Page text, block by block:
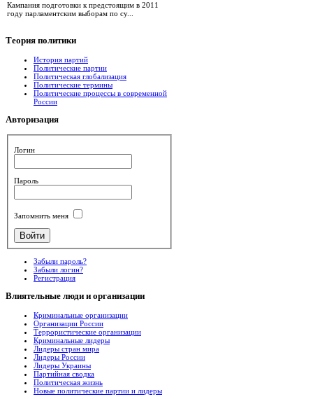
Кампания подготовки к предстоящим в 2011
году парламентским выборам по су...
Теория политики
История партий
Политические партии
Политическая глобализация
Политические термины
Политические процессы в современной
России
Авторизация
Логин
Пароль
Запомнить меня
Забыли пароль?
Забыли логин?
Регистрация
Влиятельные люди и организации
Криминальные организации
Организации России
Террористические организации
Криминальные лидеры
Лидеры стран мира
Лидеры России
Лидеры Украины
Партийная сводка
Политическая жизнь
Новые политические партии и лидеры